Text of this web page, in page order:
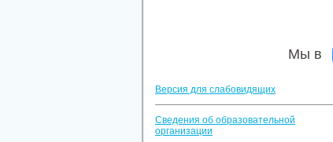
Мы в
Версия для слабовидящих
Сведения об образовательной
организации